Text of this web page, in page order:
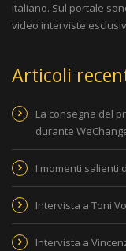
italiano. Sul portale
video interviste
Articoli
La consegna del
durante
I momenti salienti
Intervista a Toni
Intervista a